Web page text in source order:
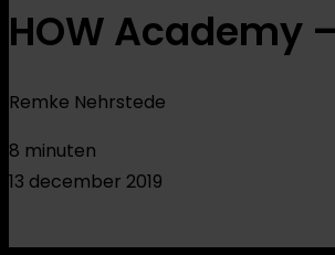
HOW Academy
Remke Nehrstede
8 minuten
13 december 2019